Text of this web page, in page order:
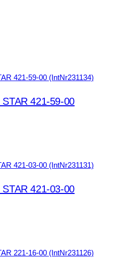
STAR 421-59-00
STAR 421-03-00